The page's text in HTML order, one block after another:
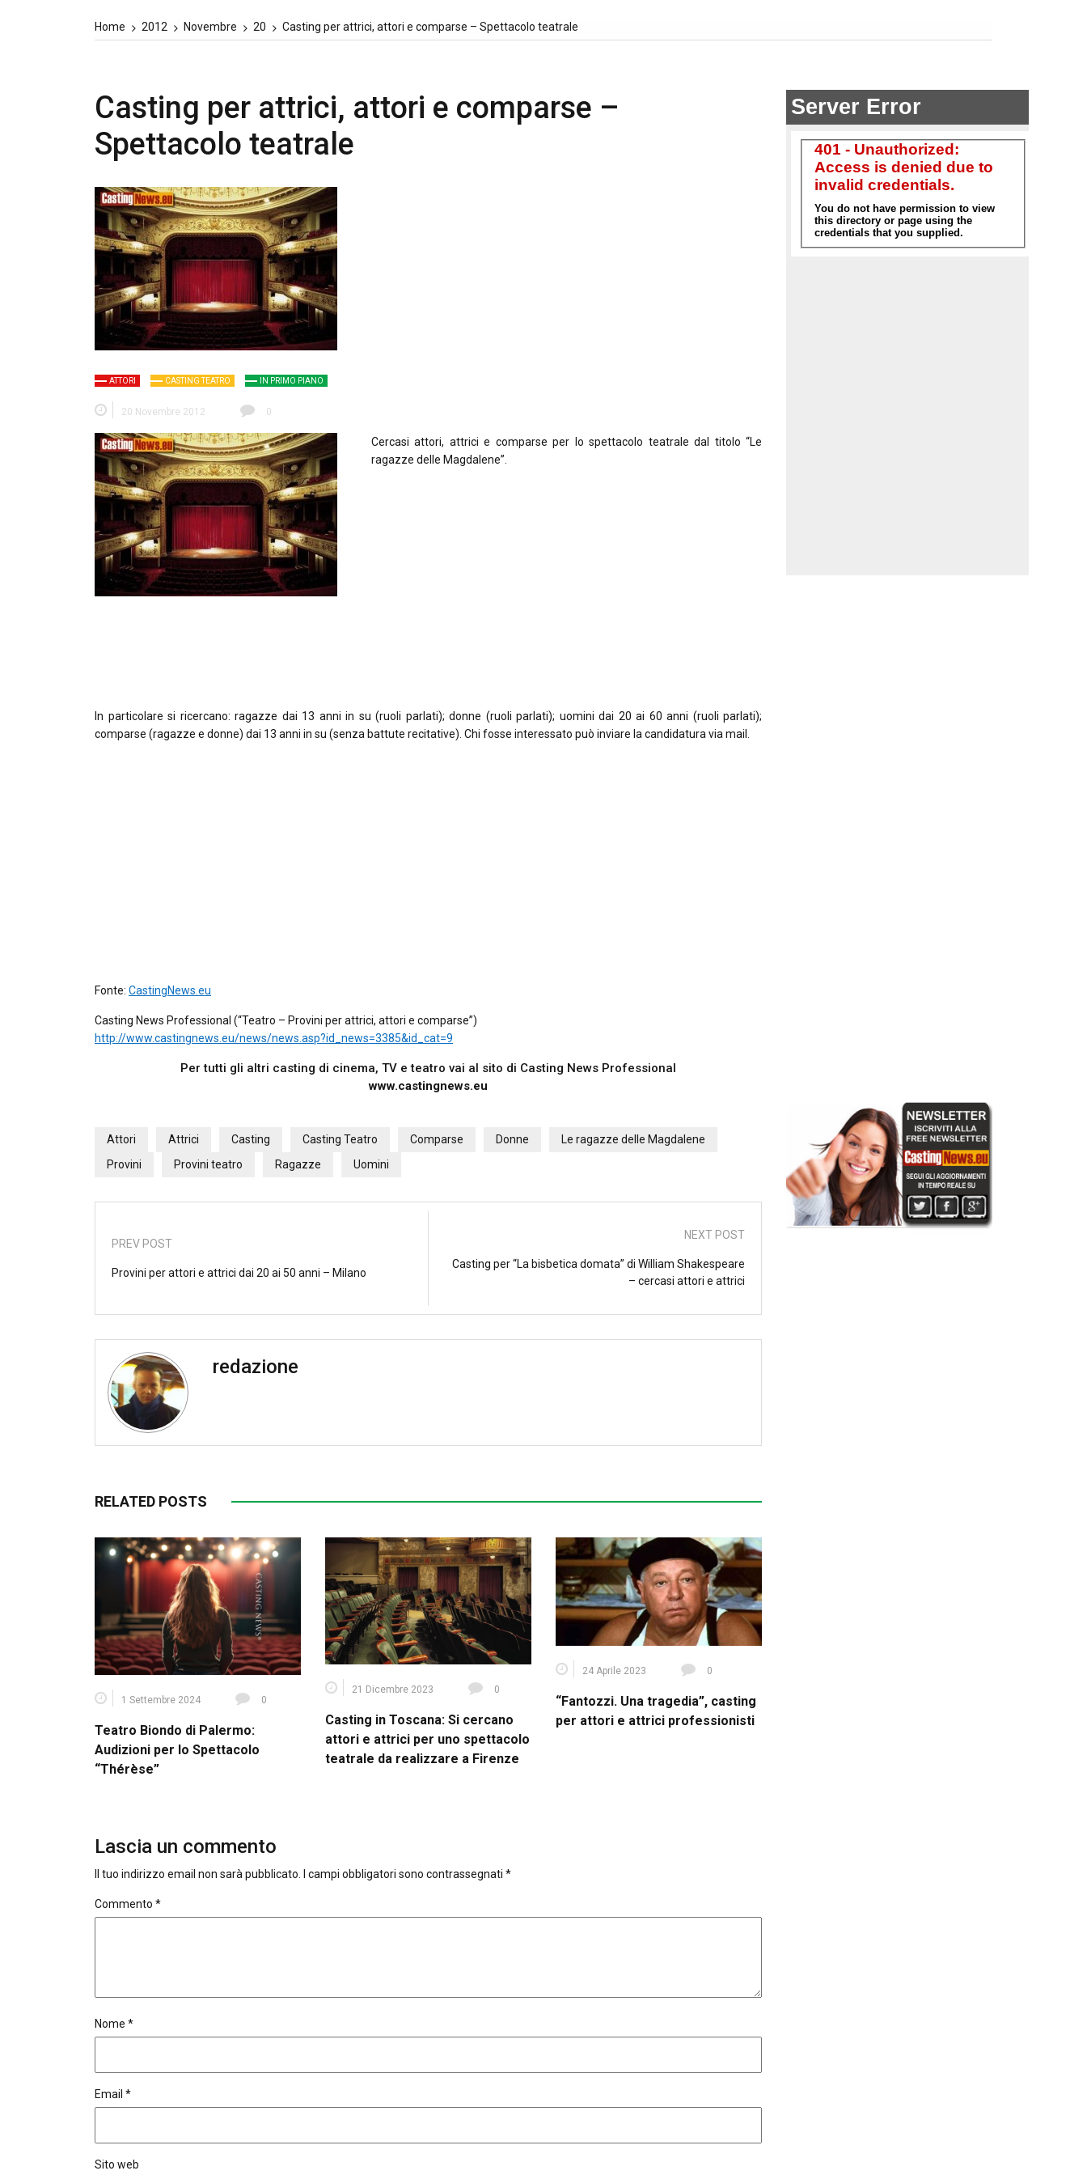
Home 2012 Novembre 20 Casting per attrici, attori e comparse – Spettacolo teatrale
Casting per attrici, attori e comparse –
Spettacolo teatrale
ATTORI CASTING TEATRO IN PRIMO PIANO
20 Novembre 2012 0
Cercasi attori, attrici e comparse per lo spettacolo teatrale dal titolo “Le
ragazze delle Magdalene”.
In particolare si ricercano: ragazze dai 13 anni in su (ruoli parlati); donne (ruoli parlati); uomini dai 20 ai 60 anni (ruoli parlati);
comparse (ragazze e donne) dai 13 anni in su (senza battute recitative). Chi fosse interessato può inviare la candidatura via mail.
Fonte: CastingNews.eu
Casting News Professional (“Teatro – Provini per attrici, attori e comparse”)
http://www.castingnews.eu/news/news.asp?id_news=3385&id_cat=9
Per tutti gli altri casting di cinema, TV e teatro vai al sito di Casting News Professional
www.castingnews.eu
Attori Attrici Casting Casting Teatro Comparse Donne
Le ragazze delle Magdalene
Provini
Provini teatro Ragazze Uomini
PREV POST
Provini per attori e attrici dai 20 ai 50 anni – Milano
NEXT POST
Casting per “La bisbetica domata” di William Shakespeare
– cercasi attori e attrici
redazione
RELATED POSTS
1 Settembre 2024 0
Teatro Biondo di Palermo:
Audizioni per lo Spettacolo
“Thérèse”
21 Dicembre 2023 0
Casting in Toscana: Si cercano
attori e attrici per uno spettacolo
teatrale da realizzare a Firenze
24 Aprile 2023 0
“Fantozzi. Una tragedia”, casting
per attori e attrici professionisti
Lascia un commento
Il tuo indirizzo email non sarà pubblicato. I campi obbligatori sono contrassegnati *
Commento *
Nome *
Email *
Sito web